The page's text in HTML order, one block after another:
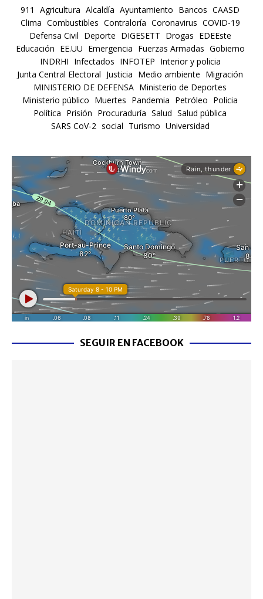
911 Agricultura Alcaldía Ayuntamiento Bancos CAASD
Clima Combustibles Contraloría Coronavirus COVID-19
Defensa Civil Deporte DIGESETT Drogas EDEEste
Educación EE.UU Emergencia Fuerzas Armadas Gobierno
INDRHI Infectados INFOTEP Interior y policia
Junta Central Electoral Justicia Medio ambiente Migración
MINISTERIO DE DEFENSA Ministerio de Deportes
Ministerio público Muertes Pandemia Petróleo Policia
Política Prisión Procuraduría Salud Salud pública
SARS CoV-2 social Turismo Universidad
SEGUIR EN FACEBOOK